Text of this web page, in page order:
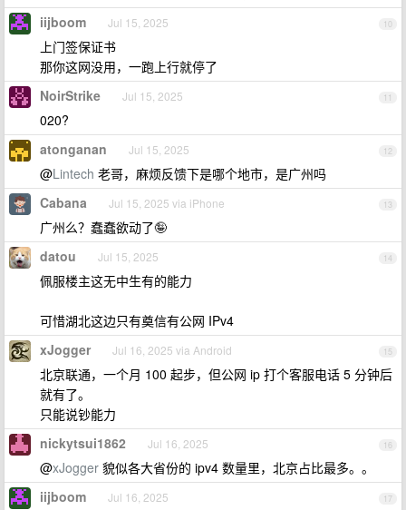
10
iijboom Jul 15, 2025
上门签保证书
那你这网没用，一跑上行就停了
11
NoirStrike Jul 15, 2025
020?
12
atonganan Jul 15, 2025
@Lintech 老哥，麻烦反馈下是哪个地市，是广州吗
13
Cabana Jul 15, 2025 via iPhone
广州么？蠢蠢欲动了🤪
14
datou Jul 15, 2025
佩服楼主这无中生有的能力
可惜湖北这边只有奠信有公网 IPv4
15
xJogger Jul 16, 2025 via Android
北京联通，一个月 100 起步，但公网 ip 打个客服电话 5 分钟后
就有了。
只能说钞能力
16
nickytsui1862 Jul 16, 2025
@xJogger 貌似各大省份的 ipv4 数量里，北京占比最多。。
17
iijboom Jul 16, 2025